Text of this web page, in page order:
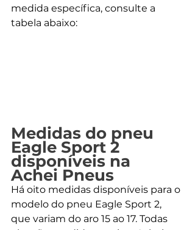
medida específica, consulte a
tabela abaixo:
Medidas do pneu
Eagle Sport 2
disponíveis na
Achei Pneus
Há oito medidas disponíveis para o
modelo do pneu Eagle Sport 2,
que variam do aro 15 ao 17. Todas